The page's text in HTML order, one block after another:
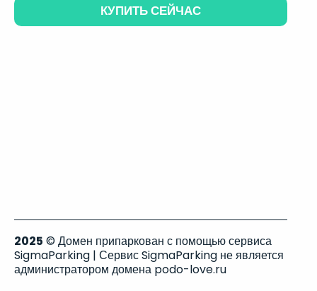
КУПИТЬ СЕЙЧАС
2025 © Домен припаркован с помощью сервиса
SigmaParking | Сервис SigmaParking не является
администратором домена podo-love.ru